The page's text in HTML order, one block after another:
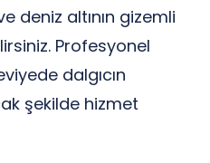
deniz altının gizemli
Profesyonel
dalgıcın
şekilde hizmet